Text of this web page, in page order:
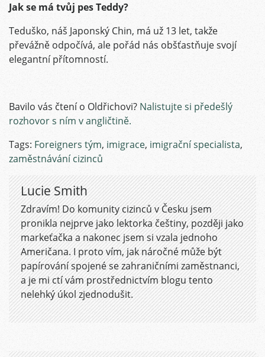
Jak se má tvůj pes Teddy?
Teduško, náš Japonský Chin, má už 13 let, takže
převážně odpočívá, ale pořád nás obšťastňuje svojí
elegantní přítomností.
Bavilo vás čtení o Oldřichovi? Nalistujte si předešlý
rozhovor s ním v angličtině.
Tags: Foreigners tým, imigrace, imigrační specialista,
zaměstnávání cizinců
Lucie Smith
Zdravím! Do komunity cizinců v Česku jsem
pronikla nejprve jako lektorka češtiny, později jako
markeťačka a nakonec jsem si vzala jednoho
Američana. I proto vím, jak náročné může být
papírování spojené se zahraničními zaměstnanci,
a je mi ctí vám prostřednictvím blogu tento
nelehký úkol zjednodušit.